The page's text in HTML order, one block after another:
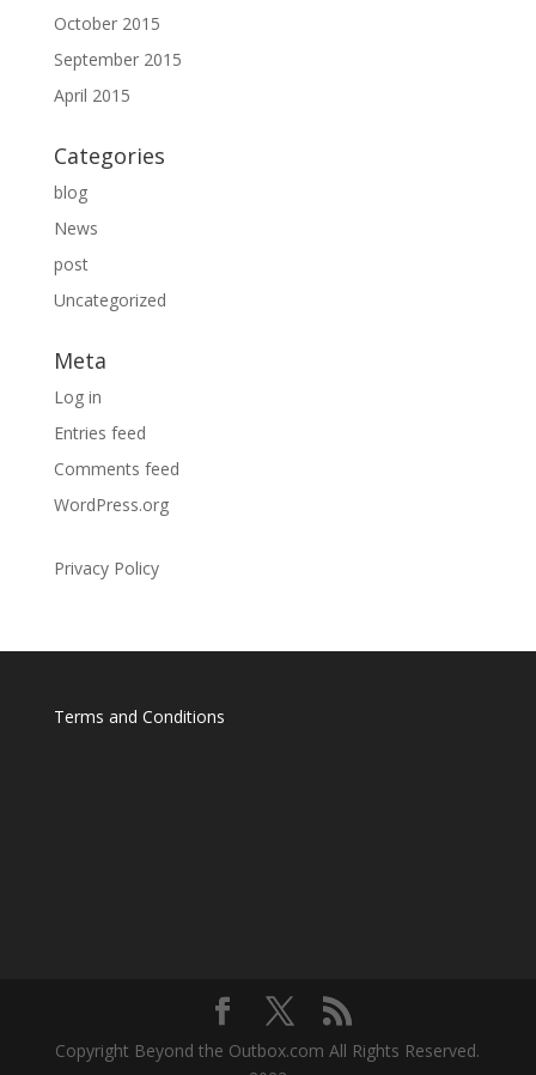
October 2015
September 2015
April 2015
Categories
blog
News
post
Uncategorized
Meta
Log in
Entries feed
Comments feed
WordPress.org
Privacy Policy
Terms and Conditions
Copyright Beyond the Outbox.com All Rights Reserved.